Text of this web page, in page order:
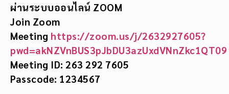
ผ่านระบบออนไลน์ ZOOM
Join Zoom
Meeting https://zoom.us/j/2632927605?
pwd=akNZVnBUS3pJbDU3azUxdVNnZkc1QT09
Meeting ID: 263 292 7605
Passcode: 1234567